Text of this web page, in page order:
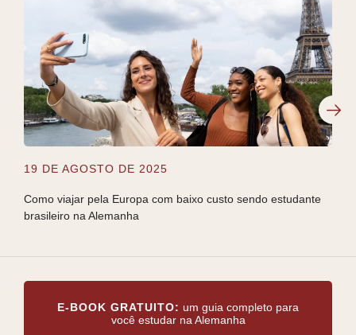
19 DE AGOSTO DE 2025
Como viajar pela Europa com baixo custo sendo estudante
brasileiro na Alemanha
E-BOOK GRATUITO: um guia completo para
você estudar na Alemanha